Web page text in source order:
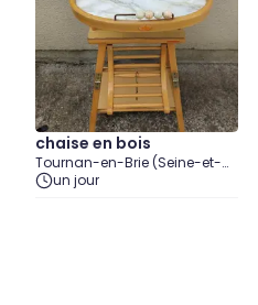
chaise en bois
Tournan-en-Brie (Seine-et-
Marne)
un jour